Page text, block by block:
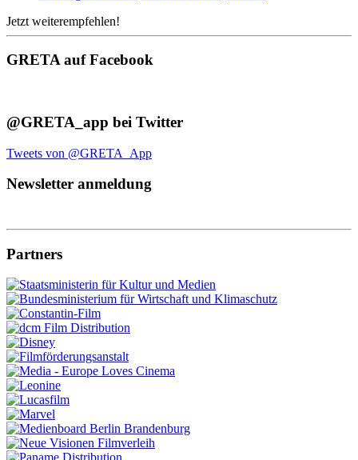
Jetzt weiterempfehlen!
GRETA auf Facebook
@GRETA_app bei Twitter
Tweets von @GRETA_App
Newsletter anmeldung
Partners